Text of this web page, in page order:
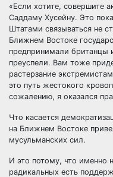
«Если хотите, совершите
Саддаму Хусейну. Это
Штатами связываться не
Ближнем Востоке
предпринимали британцы
преуспели. Вам тоже
растерзание
это путь жестокого
сожалению, я оказался
Что касается
на Ближнем Востоке
мусульманских сил.
И это потому, что именно
радикальных есть